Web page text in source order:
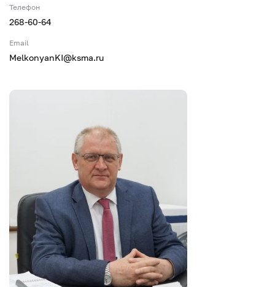
Телефон
268-60-64
Email
MelkonyanKI@ksma.ru